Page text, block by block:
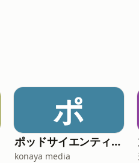
ポ
ポッドサイエンティスト：ライフサイエンス
konaya media